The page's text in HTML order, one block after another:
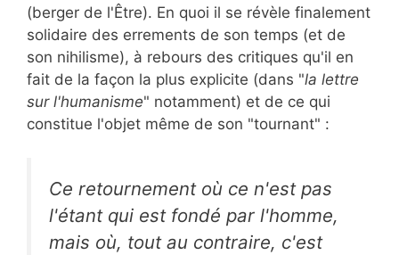
(berger de l'Être). En quoi il se révèle finalement
solidaire des errements de son temps (et de
son nihilisme), à rebours des critiques qu'il en
fait de la façon la plus explicite (dans "la lettre
sur l'humanisme" notamment) et de ce qui
constitue l'objet même de son "tournant" :
Ce retournement où ce n'est pas
l'étant qui est fondé par l'homme,
mais où, tout au contraire, c'est